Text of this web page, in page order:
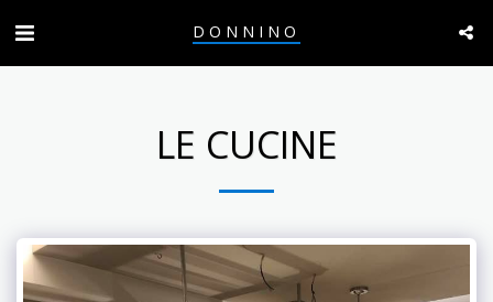
DONNINO
LE CUCINE